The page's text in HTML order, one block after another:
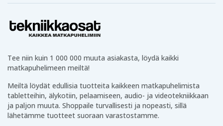
Tee niin kuin 1 000 000 muuta asiakasta, löydä kaikki
matkapuhelimeen meiltä!
Meiltä löydät edullisia tuotteita kaikkeen matkapuhelimista
tabletteihin, älykotiin, pelaamiseen, audio- ja videotekniikkaan
ja paljon muuta. Shoppaile turvallisesti ja nopeasti, sillä
lähetämme tuotteet suoraan varastostamme.